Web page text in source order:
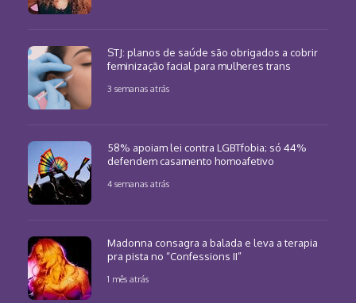
STJ: planos de saúde são obrigados a cobrir
feminização facial para mulheres trans
3 semanas atrás
58% apoiam lei contra LGBTfobia; só 44%
defendem casamento homoafetivo
4 semanas atrás
Madonna consagra a balada e leva a terapia
pra pista no “Confessions II”
1 mês atrás